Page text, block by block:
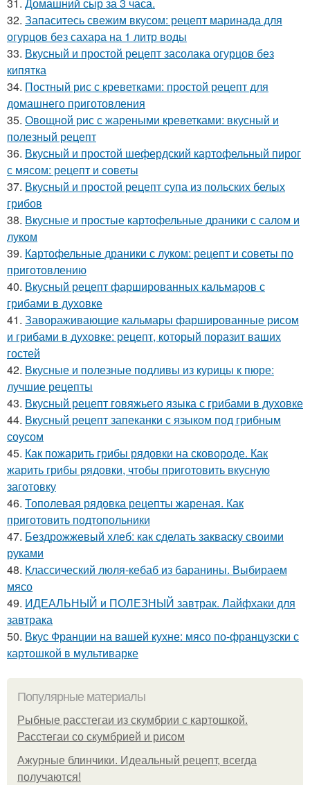
32. Запаситесь свежим вкусом: рецепт маринада для
огурцов без сахара на 1 литр воды
33. Вкусный и простой рецепт засолака огурцов без
кипятка
34. Постный рис с креветками: простой рецепт для
домашнего приготовления
35. Овощной рис с жареными креветками: вкусный и
полезный рецепт
36. Вкусный и простой шефердский картофельный пирог
с мясом: рецепт и советы
37. Вкусный и простой рецепт супа из польских белых
грибов
38. Вкусные и простые картофельные драники с салом и
луком
39. Картофельные драники с луком: рецепт и советы по
приготовлению
40. Вкусный рецепт фаршированных кальмаров с
грибами в духовке
41. Завораживающие кальмары фаршированные рисом
и грибами в духовке: рецепт, который поразит ваших
гостей
42. Вкусные и полезные подливы из курицы к пюре:
лучшие рецепты
43. Вкусный рецепт говяжьего языка с грибами в духовке
44. Вкусный рецепт запеканки с языком под грибным
соусом
45. Как пожарить грибы рядовки на сковороде. Как
жарить грибы рядовки, чтобы приготовить вкусную
заготовку
46. Тополевая рядовка рецепты жареная. Как
приготовить подтопольники
47. Бездрожжевый хлеб: как сделать закваску своими
руками
48. Классический люля-кебаб из баранины. Выбираем
мясо
49. ИДЕАЛЬНЫЙ и ПОЛЕЗНЫЙ завтрак. Лайфхаки для
завтрака
50. Вкус Франции на вашей кухне: мясо по-французски с
картошкой в мультиварке
Популярные материалы
Рыбные расстегаи из скумбрии с картошкой.
Расстегаи со скумбрией и рисом
Ажурные блинчики. Идеальный рецепт, всегда
получаются!